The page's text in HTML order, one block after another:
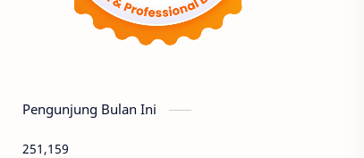
Pengunjung Bulan Ini
251,159